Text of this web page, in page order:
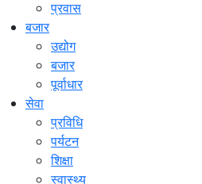
प्रवास
बजार
उद्योग
बजार
पूर्वाधार
सेवा
प्रविधि
पर्यटन
शिक्षा
स्वास्थ्य